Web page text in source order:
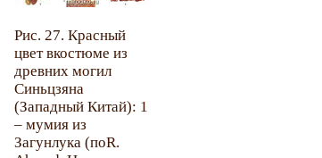
Рис. 27. Красный
цвет вкостюме из
древних могил
Синьцзяна
(Западный Китай): 1
– мумия из
Загунлука (поR.